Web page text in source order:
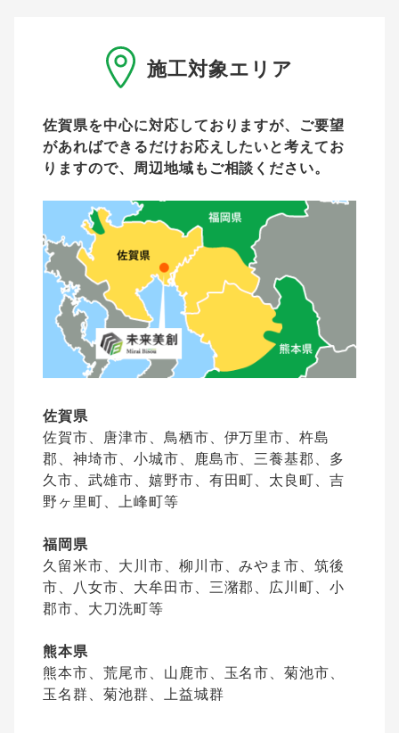
施工対象エリア
佐賀県を中心に対応しておりますが、ご要望
があればできるだけお応えしたいと考えてお
りますので、周辺地域もご相談ください。
佐賀県
佐賀市、唐津市、鳥栖市、伊万里市、杵島
郡、神埼市、小城市、鹿島市、三養基郡、多
久市、武雄市、嬉野市、有田町、太良町、吉
野ヶ里町、上峰町等
福岡県
久留米市、大川市、柳川市、みやま市、筑後
市、八女市、大牟田市、三潴郡、広川町、小
郡市、大刀洗町等
熊本県
熊本市、荒尾市、山鹿市、玉名市、菊池市、
玉名群、菊池群、上益城群